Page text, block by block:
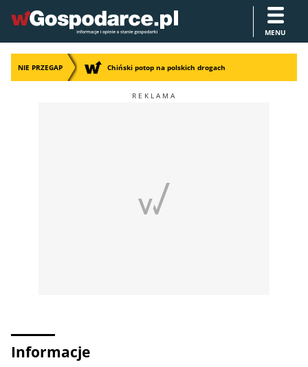
MENU
NIE PRZEGAP Chiński potop na polskich drogach
Informacje